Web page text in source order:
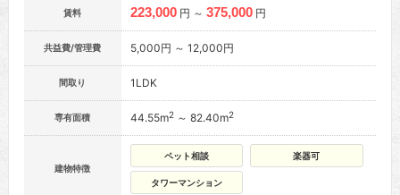
賃料 223,000 円 ～ 375,000 円
共益費/管理費 5,000円 ～ 12,000円
間取り 1LDK
専有面積 44.55m2～ 82.40m2
建物特徴
ペット相談 楽器可
タワーマンション